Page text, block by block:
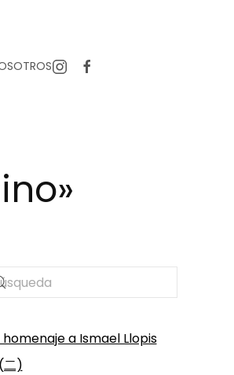
homenaje a Ismael Llopis
二)